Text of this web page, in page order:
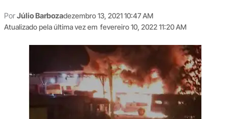
PorJúlio Barbozadezembro 13, 2021 10:47 AM
Atualizado pela última vez em fevereiro 10, 2022 11:20 AM